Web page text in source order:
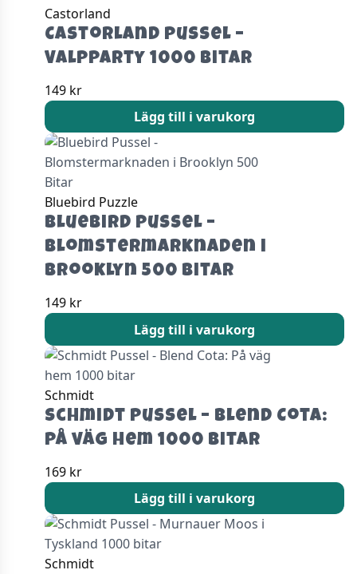
Castorland
Castorland Pussel –
Valpparty 1000 bitar
149 kr
Lägg till i varukorg
Bluebird Puzzle
Bluebird Pussel –
Blomstermarknaden i
Brooklyn 500 Bitar
149 kr
Lägg till i varukorg
Schmidt
Schmidt Pussel – Blend Cota:
På väg hem 1000 bitar
169 kr
Lägg till i varukorg
Schmidt